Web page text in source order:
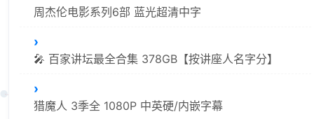
周杰伦电影系列6部 蓝光超清中字
🎤 百家讲坛最全合集 378GB【按讲座人名字分】
猎魔人 3季全 1080P 中英硬/内嵌字幕